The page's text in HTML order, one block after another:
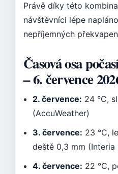
Právě díky této
návštěvníci lépe
nepříjemných
Časová osa
– 6. července
2. července: 24 °C,
(AccuWeather)
3. července: 23 °C,
deště 0,3 mm (Interia
4. července: 22 °C,